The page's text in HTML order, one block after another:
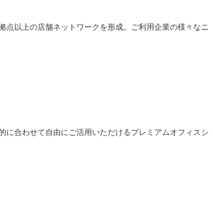
以上の店舗ネットワークを形成。ご利用企業の様々なニ
に合わせて自由にご活用いただけるプレミアムオフィスシ